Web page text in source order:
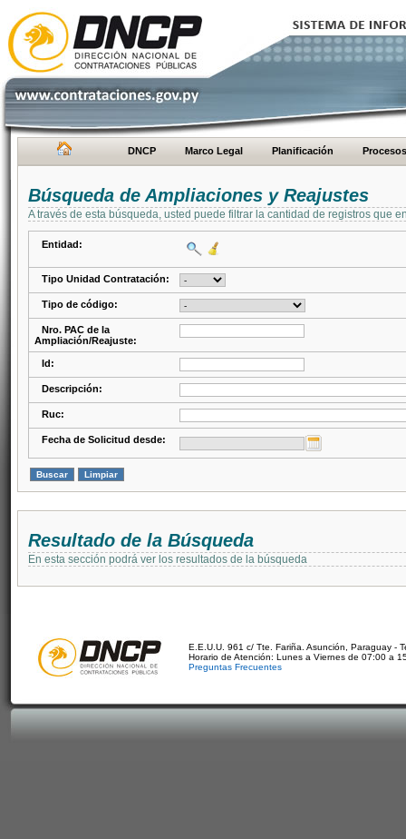
DNCP Marco Legal Planificación Procesos
Búsqueda de Ampliaciones y Reajustes
A través de esta búsqueda, usted puede filtrar la cantidad de registros que
Entidad:
Tipo Unidad Contratación:
Tipo de código:
Nro. PAC de la
Ampliación/Reajuste:
Id:
Descripción:
Ruc:
Fecha de Solicitud desde:
Resultado de la Búsqueda
En esta sección podrá ver los resultados de la búsqueda
E.E.U.U. 961 c/ Tte. Fariña. Asunción, Paraguay -
Horario de Atención: Lunes a Viernes de 07:00 a
Preguntas Frecuentes